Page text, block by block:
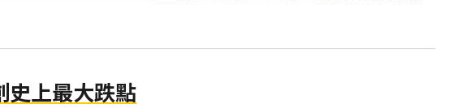
史上最大跌點